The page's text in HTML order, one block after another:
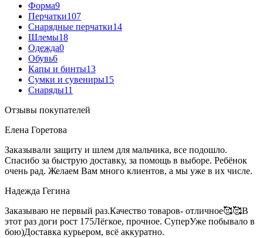
Форма9
Перчатки107
Снарядные перчатки14
Шлемы18
Одежда0
Обувь6
Капы и бинты13
Сумки и сувениры15
Снаряды11
Отзывы покупателей
Елена Горетова
Заказывали защиту и шлем для мальчика, все подошло.
Спасибо за быструю доставку, за помощь в выборе. Ребёнок
очень рад. Желаем Вам много клиентов, а мы уже в их числе.
Надежда Гегина
Заказываю не первый раз.Качество товаров- отличное🥰🥰В
этот раз доги рост 175Лёгкое, прочное. СуперУже побывало в
бою)Доставка курьером, всё аккуратно.